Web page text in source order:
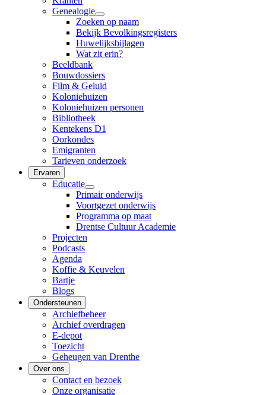
Genealogie
Zoeken op naam
Bekijk Bevolkingsregisters
Huwelijksbijlagen
Wat zit erin?
Beeldbank
Bouwdossiers
Film & Geluid
Koloniehuizen
Koloniehuizen personen
Bibliotheek
Kentekens D1
Oorkondes
Emigranten
Tarieven onderzoek
Ervaren
Educatie
Primair onderwijs
Voortgezet onderwijs
Programma op maat
Drentse Cultuur Academie
Projecten
Podcasts
Agenda
Koffie & Keuvelen
Bartje
Blogs
Ondersteunen
Archiefbeheer
Archief overdragen
E-depot
Toezicht
Geheugen van Drenthe
Over ons
Contact en bezoek
Onze organisatie